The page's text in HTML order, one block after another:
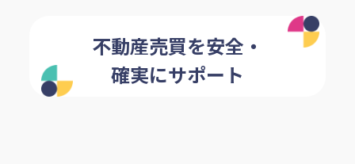
不動産売買を安全・
確実にサポート